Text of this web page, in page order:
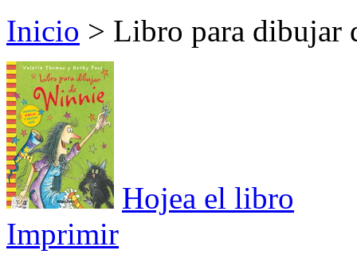
Inicio > Libro para dibujar
Hojea el libro
Imprimir